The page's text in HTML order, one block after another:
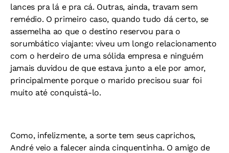
lances pra lá e pra cá. Outras, ainda, travam sem
remédio. O primeiro caso, quando tudo dá certo, se
assemelha ao que o destino reservou para o
sorumbático viajante: viveu um longo relacionamento
com o herdeiro de uma sólida empresa e ninguém
jamais duvidou de que estava junto a ele por amor,
principalmente porque o marido precisou suar foi
muito até conquistá-lo.
Como, infelizmente, a sorte tem seus caprichos,
André veio a falecer ainda cinquentinha. O amigo de